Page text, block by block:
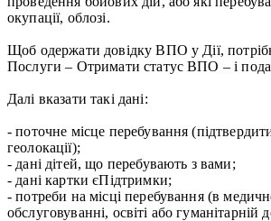
окупації, облозі.
Щоб одержати довідку ВПО у Дії,
Послуги – Отримати статус ВПО – і
Далі вказати такі дані:
- поточне місце перебування
геолокації);
- дані дітей, що перебувають з вами;
- дані картки єПідтримки;
- потреби на місці перебування (в
обслуговуванні, освіті або гуманітарній